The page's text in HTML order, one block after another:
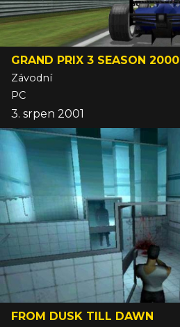
GRAND PRIX 3 SEASON 2000
Závodní
PC
3. srpen 2001
FROM DUSK TILL DAWN